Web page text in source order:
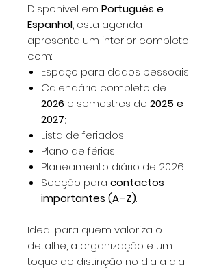
Disponível em Português e
Espanhol, esta agenda
apresenta um interior completo
com:
Espaço para dados pessoais;
Calendário completo de
2026 e semestres de 2025 e
2027;
Lista de feriados;
Plano de férias;
Planeamento diário de 2026;
Secção para contactos
importantes (A–Z).
Ideal para quem valoriza o
detalhe, a organização e um
toque de distinção no dia a dia.